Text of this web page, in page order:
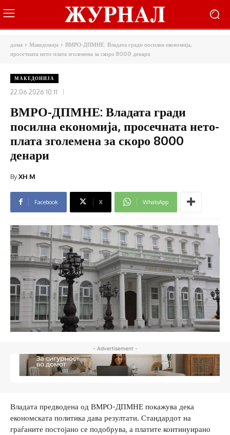
дома Македонија
ВМРО-ДПМНЕ: Владата гради посилна економија,
просечната нето-плата зголемена за скоро 8000 денари
МАКЕДОНИЈА
22.06.2026 10:11
ВМРО-ДПМНЕ: Владата гради
посилна економија, просечната нето-
плата зголемена за скоро 8000
денари
ByXH M
Facebook X WhatsApp
- Advertisement -
Владата предводена од ВМРО-ДПМНЕ покажува дека
економската политика дава резултати. Стандардот на
граѓаните постојано се подобрува, а платите континуирано